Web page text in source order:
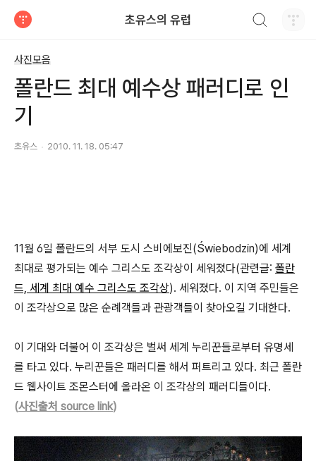
초유스의 유럽
사진모음
폴란드 최대 예수상 패러디로 인
기
초유스 2010. 11. 18. 05:47
11월 6일 폴란드의 서부 도시 스비에보진(Świebodzin)에 세계
최대로 평가되는 예수 그리스도 조각상이 세워졌다(관련글: 폴란
드, 세계 최대 예수 그리스도 조각상). 세워졌다. 이 지역 주민들은
이 조각상으로 많은 순례객들과 관광객들이 찾아오길 기대한다.
이 기대와 더불어 이 조각상은 벌써 세계 누리꾼들로부터 유명세
를 타고 있다. 누리꾼들은 패러디를 해서 퍼트리고 있다. 최근 폴란
드 웹사이트 조몬스터에 올라온 이 조각상의 패러디들이다.
(사진출처 source link)